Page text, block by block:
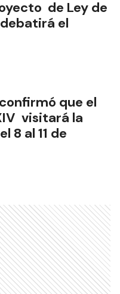
de Ley de
el
que el
visitará la
8 al 11 de